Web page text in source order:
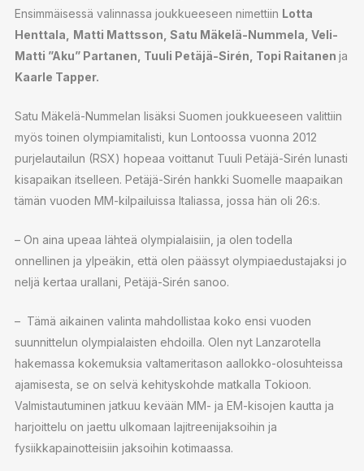
Ensimmäisessä valinnassa joukkueeseen nimettiin Lotta
Henttala,
Matti Mattsson, Satu Mäkelä-Nummela, Veli-
Matti ”Aku” Partanen, Tuuli Petäjä-Sirén, Topi Raitanen ja
Kaarle Tapper.
Satu Mäkelä-Nummelan lisäksi Suomen joukkueeseen valittiin
myös toinen olympiamitalisti, kun Lontoossa vuonna 2012
purjelautailun (RSX) hopeaa voittanut Tuuli Petäjä-Sirén lunasti
kisapaikan itselleen. Petäjä-Sirén hankki Suomelle maapaikan
tämän vuoden MM-kilpailuissa Italiassa, jossa hän oli 26:s.
– On aina upeaa lähteä olympialaisiin, ja olen todella
onnellinen ja ylpeäkin, että olen päässyt olympiaedustajaksi jo
neljä kertaa urallani, Petäjä-Sirén sanoo.
– Tämä aikainen valinta mahdollistaa koko ensi vuoden
suunnittelun olympialaisten ehdoilla. Olen nyt Lanzarotella
hakemassa kokemuksia valtameritason aallokko-olosuhteissa
ajamisesta, se on selvä kehityskohde matkalla Tokioon.
Valmistautuminen jatkuu kevään MM- ja EM-kisojen kautta ja
harjoittelu on jaettu ulkomaan lajitreenijaksoihin ja
fysiikkapainotteisiin jaksoihin kotimaassa.